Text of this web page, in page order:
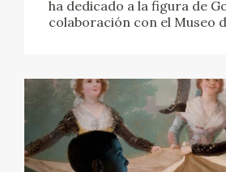
ACTIVIDADES
SALA DE PRENSA
BLOG CUADERNO ITALIANO
ha dedicado a la figura de
colaboración con el Museo